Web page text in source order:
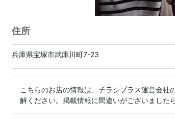
住所
兵庫県宝塚市武庫川町7-23
こちらのお店の情報は、チラシプラス運営会
解ください。掲載情報に間違いがございました